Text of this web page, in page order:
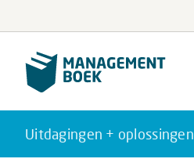
Uitdagingen + oplossingen